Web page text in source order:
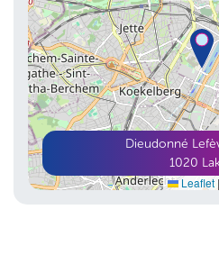
Leaflet |
Dieudonné
1020